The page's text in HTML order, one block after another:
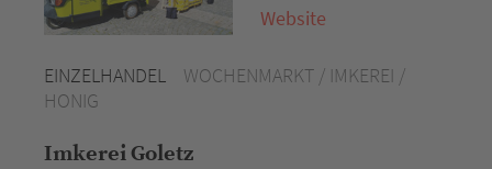
EINZELHANDEL
WOCHENMARKT / IMKEREI /
HONIG
Imkerei Goletz
Website